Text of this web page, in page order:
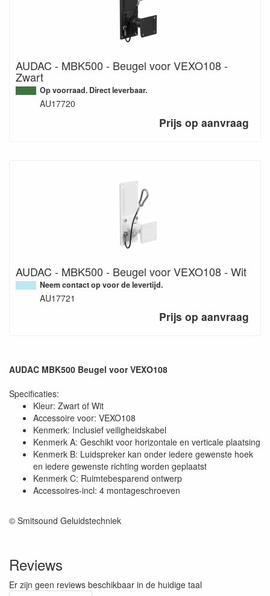
AUDAC - MBK500 - Beugel voor VEXO108 -
Zwart
Op voorraad. Direct leverbaar.
AU17720
Prijs op aanvraag
AUDAC - MBK500 - Beugel voor VEXO108 - Wit
Neem contact op voor de levertijd.
AU17721
Prijs op aanvraag
AUDAC MBK500 Beugel voor VEXO108
Specificaties:
Kleur: Zwart of Wit
Accessoire voor: VEXO108
Kenmerk: Inclusief veiligheidskabel
Kenmerk A: Geschikt voor horizontale en verticale plaatsing
Kenmerk B: Luidspreker kan onder iedere gewenste hoek
en iedere gewenste richting worden geplaatst
Kenmerk C: Ruimtebesparend ontwerp
Accessoires-incl: 4 montageschroeven
© Smitsound Geluidstechniek
Reviews
Er zijn geen reviews beschikbaar in de huidige taal